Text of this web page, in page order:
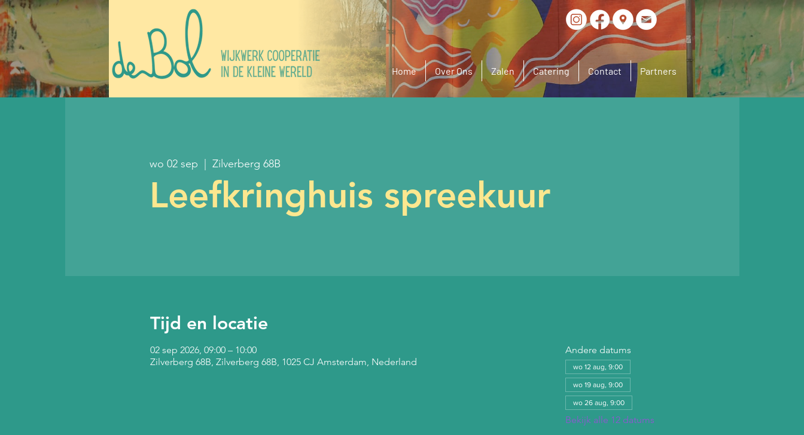
Home Over Ons Zalen Catering Contact Partners
wo 02 sep Zilverberg 68B
Leefkringhuis spreekuur
Tijd en locatie
02 sep 2026, 09:00 – 10:00
Zilverberg 68B, Zilverberg 68B, 1025 CJ Amsterdam, Nederland
Andere datums
wo 12 aug, 9:00
wo 19 aug, 9:00
wo 26 aug, 9:00
Bekijk alle 12 datums